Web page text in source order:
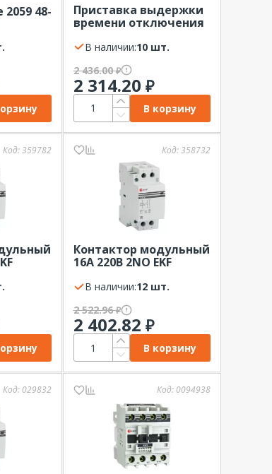
48-
Приставка выдержки
времени отключения
22 КЭАЗ
В наличии:
10 шт.
2 436.00₽
2 314.20 ₽
В корзину
Код:359782 Код:358732
Контактор модульный
16А 220В 2NО EKF
В наличии:
12 шт.
2 522.96₽
2 402.82 ₽
В корзину
Код: 029832 Код: 0094938